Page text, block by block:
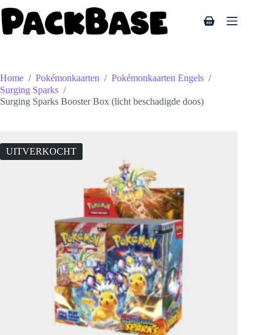
naar
de
inhoud
Winkelwagen
Home / Pokémonkaarten / Pokémonkaarten Engels /
Surging Sparks /
Surging Sparks Booster Box (licht beschadigde doos)
UITVERKOCHT